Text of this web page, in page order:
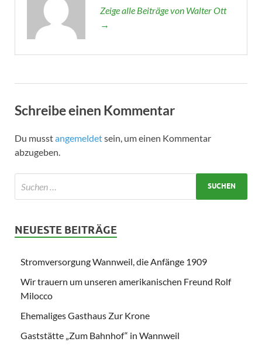
Zeige alle Beiträge von Walter Ott
→
Schreibe einen Kommentar
Du musstangemeldetsein, um einen Kommentar
abzugeben.
NEUESTE BEITRÄGE
Stromversorgung Wannweil, die Anfänge 1909
Wir trauern um unseren amerikanischen Freund Rolf
Milocco
Ehemaliges Gasthaus Zur Krone
Gaststätte „Zum Bahnhof“ in Wannweil